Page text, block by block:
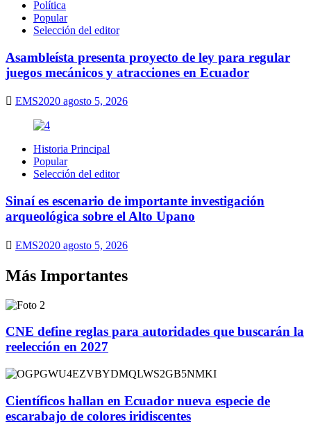
Política
Popular
Selección del editor
Asambleísta presenta proyecto de ley para regular
juegos mecánicos y atracciones en Ecuador
EMS2020 agosto 5, 2026
Historia Principal
Popular
Selección del editor
Sinaí es escenario de importante investigación
arqueológica sobre el Alto Upano
EMS2020 agosto 5, 2026
Más Importantes
CNE define reglas para autoridades que buscarán la
reelección en 2027
Científicos hallan en Ecuador nueva especie de
escarabajo de colores iridiscentes